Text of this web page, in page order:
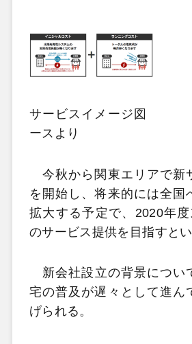
サービスイメージ図
ースより
今秋から関東エリアで新
を開始し、将来的には全国
拡大する予定で、2020年
のサービス提供を目指すとい
新会社設立の背景につい
宅の普及が遅々として進ん
げられる。